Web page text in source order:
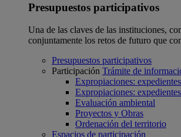
Presupuestos participativos
Una de las claves de las instituciones,
conjuntamente los retos de futuro que
Presupuestos participativos
Participación Trámite de
Expropiaciones:
Expropiaciones:
Evaluación ambiental
Proyectos y Obras
Ordenación del territorio
Espacios de participación